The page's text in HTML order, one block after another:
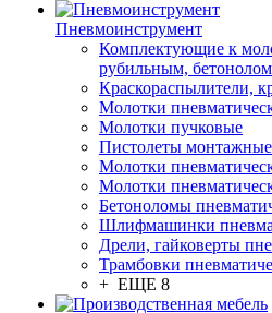
Пневмоинструмент
Комплектующие к
рубильным,
Краскораспылители,
Молотки
Молотки пучковые
Пистолеты монтажные
Молотки
Молотки
Бетоноломы
Шлифмашинки
Дрели, гайковерты
Трамбовки
+ ЕЩЕ 8